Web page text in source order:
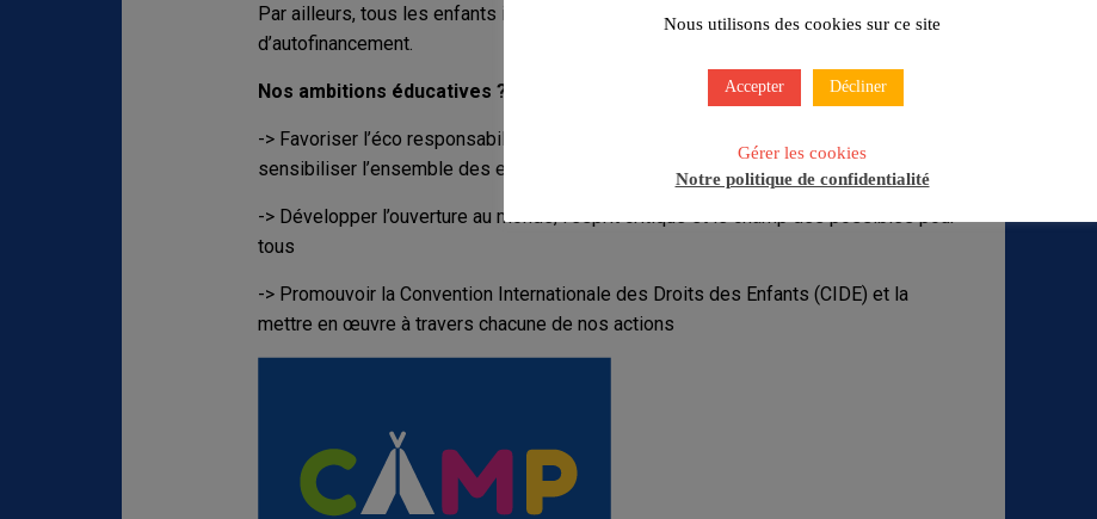
Par ailleurs, tous les enfants inscrits s’impliquent dans des actions
d’autofinancement.
Nos ambitions éducatives ? Tous nos projets s’appuient sur des axes éducatifs :
-> Favoriser l’éco responsabilité dans toutes nos approches, démarches et
sensibiliser l’ensemble des enfants et professionnels
-> Développer l’ouverture au monde, l’esprit critique et le champ des possibles pour
tous
-> Promouvoir la Convention Internationale des Droits des Enfants (CIDE) et la
mettre en œuvre à travers chacune de nos actions
Nous utilisons des cookies sur ce site
Accepter Décliner
Gérer les cookies
Notre politique de confidentialité